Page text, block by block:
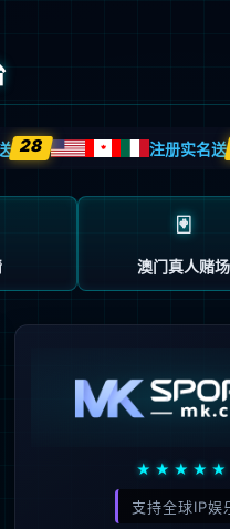
抱歉，页面无法访问